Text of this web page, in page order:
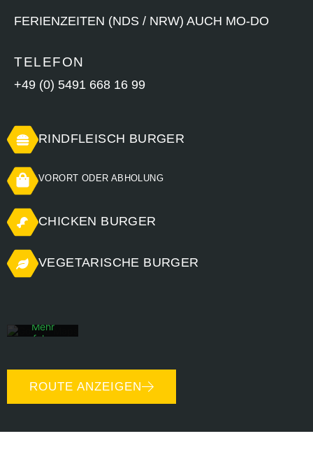
FERIENZEITEN (NDS / NRW) AUCH MO-DO
TELEFON
+49 (0) 5491 668 16 99
RINDFLEISCH BURGER
VORORT ODER ABHOLUNG
CHICKEN BURGER
VEGETARISCHE BURGER
Mit dem
Karte
akzeptieren
Sie die
Mehr
erfahren
Google
entsperren
ROUTE ANZEIGEN